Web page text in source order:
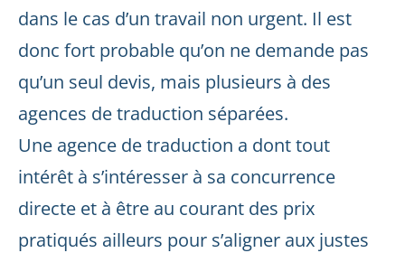
dans le cas d’un travail non urgent. Il est
donc fort probable qu’on ne demande pas
qu’un seul devis, mais plusieurs à des
agences de traduction séparées.
Une agence de traduction a dont tout
intérêt à s’intéresser à sa concurrence
directe et à être au courant des prix
pratiqués ailleurs pour s’aligner aux justes